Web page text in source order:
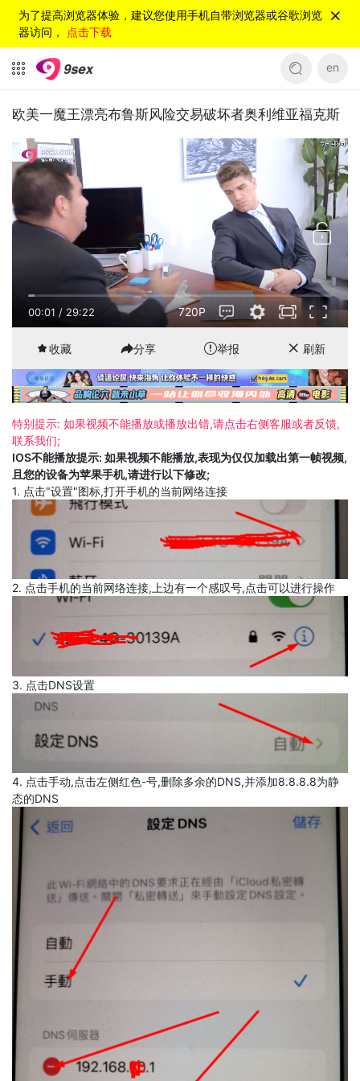
为了提高浏览器体验，建议您使用手机自带浏览器或谷歌浏览
器访问， 点击下载
en
欧美一魔王漂亮布鲁斯风险交易破坏者奥利维亚福克斯
00:02 /29:22 720P
收藏 分享 举报 刷新
特别提示: 如果视频不能播放或播放出错,请点击右侧客服或者反馈,
联系我们;
IOS不能播放提示: 如果视频不能播放,表现为仅仅加载出第一帧视频,
且您的设备为苹果手机,请进行以下修改;
1. 点击"设置"图标,打开手机的当前网络连接
2. 点击手机的当前网络连接,上边有一个感叹号,点击可以进行操作
3. 点击DNS设置
4. 点击手动,点击左侧红色-号,删除多余的DNS,并添加8.8.8.8为静
态的DNS